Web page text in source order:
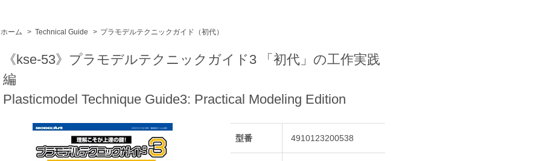
ホーム > Technical Guide > プラモデルテクニックガイド（初代）
《kse-53》プラモデルテクニックガイド3 「初代」の工作実践
編
Plasticmodel Technique Guide3: Practical Modeling Edition
型番 4910123200538